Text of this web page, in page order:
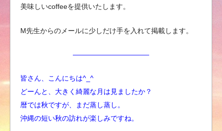
美味しいcoffeeを提供いたします。
M先生からのメールに少しだけ手を入れて掲載します。
———————————
皆さん、こんにちは^_^
どーんと、大きく綺麗な月は見ましたか？
暦では秋ですが、まだ蒸し蒸し。
沖縄の短い秋の訪れが楽しみですね。